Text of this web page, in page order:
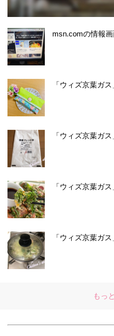
msn.comの情報画
「ウィズ京葉ガ
「ウィズ京葉ガ
「ウィズ京葉ガ
「ウィズ京葉ガ
もっ